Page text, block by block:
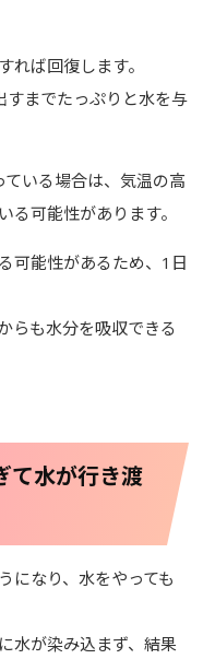
れば回復します。
までたっぷりと水を与
いる場合は、気温の高
る可能性があります。
可能性があるため、1日
らも水分を吸収できる
て水が行き渡
になり、水をやっても
水が染み込まず、結果